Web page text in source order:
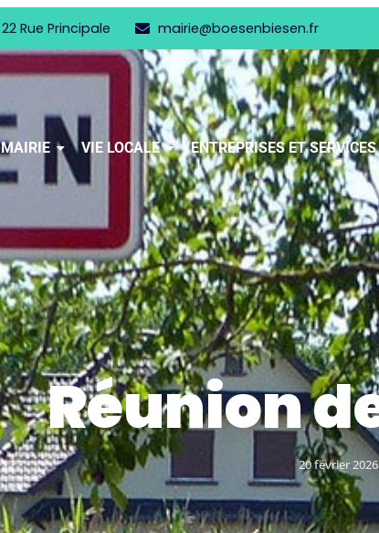
22 Rue Principale mairie@boesenbiesen.fr
MAIRIE VIE LOCALE ENTREPRISES ET SERVICES
Réunion
20 février 2026